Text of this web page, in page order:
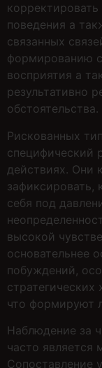
поведения а
связанных
формированию
восприятия а
результативно
обстоятельства.
Рискованных
специфический
действиях. Они
зафиксировать,
себя под
высокой
основательнее
побуждений,
что формируют
Наблюдение за
часто является
Сопоставление